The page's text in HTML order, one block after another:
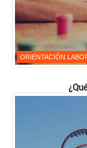
ORIENTACIÓN